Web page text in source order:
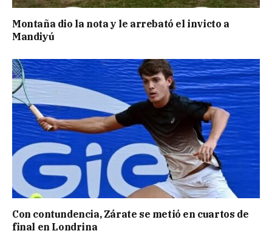
Montaña dio la nota y le arrebató el invicto a
Mandiyú
Con contundencia, Zárate se metió en cuartos de
final en Londrina